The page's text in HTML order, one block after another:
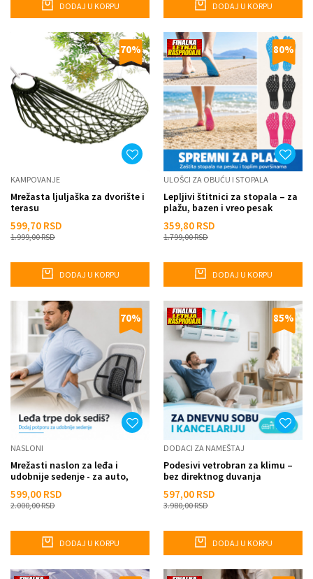
DODAJ U KORPU DODAJ U KORPU
70%
KAMPOVANJE
Mrežasta ljuljaška za dvorište i
terasu
599,70 RSD
1.999,00RSD
DODAJ U KORPU
80%
ULOŠCI ZA OBUĆU I STOPALA
Lepljivi štitnici za stopala – za
plažu, bazen i vreo pesak
359,80 RSD
1.799,00RSD
DODAJ U KORPU
70%
NASLONI
Mrežasti naslon za leđa i
udobnije sedenje - za auto,
599,00 RSD
2.000,00RSD
DODAJ U KORPU
85%
DODACI ZA NAMEŠTAJ
Podesivi vetrobran za klimu –
bez direktnog duvanja
597,00 RSD
3.980,00RSD
DODAJ U KORPU